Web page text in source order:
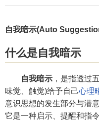
自我暗示(Auto
什么是自我暗示
自我暗示 ，是指透过
味觉、触觉)给予自己心理
意识思想的发生部分与潜
它是一种启示、提醒和指